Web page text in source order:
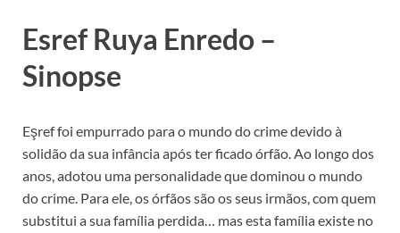
Esref Ruya Enredo –
Sinopse
Eşref foi empurrado para o mundo do crime devido à
solidão da sua infância após ter ficado órfão. Ao longo dos
anos, adotou uma personalidade que dominou o mundo
do crime. Para ele, os órfãos são os seus irmãos, com quem
substitui a sua família perdida… mas esta família existe no